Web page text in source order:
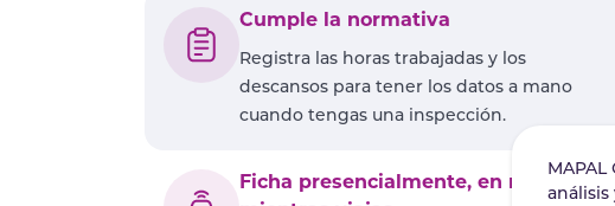
Cumple la normativa
Registra las horas trabajadas y los
descansos para tener los datos a mano
cuando tengas una inspección.
Ficha presencialmente, en remoto o